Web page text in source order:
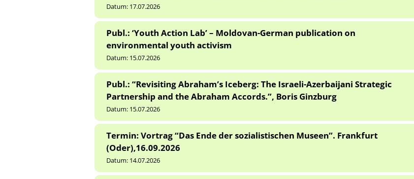
Datum: 17.07.2026
Publ.: ‘Youth Action Lab’ – Moldovan-German publication on
environmental youth activism
Datum: 15.07.2026
Publ.: “Revisiting Abraham’s Iceberg: The Israeli-Azerbaijani Strategic
Partnership and the Abraham Accords.”, Boris Ginzburg
Datum: 15.07.2026
Termin: Vortrag “Das Ende der sozialistischen Museen”. Frankfurt
(Oder),16.09.2026
Datum: 14.07.2026